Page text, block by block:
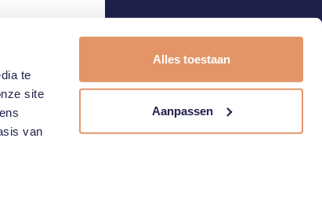
te
site
van
Alles toestaan
Aanpassen